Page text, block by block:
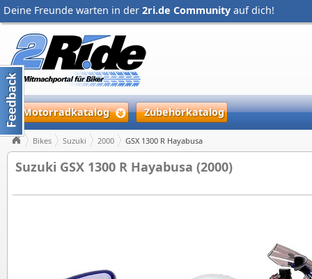
Deine Freunde warten in der 2ri.de Community auf dich!
Motorradkatalog Zubehörkatalog
Bikes Suzuki 2000 GSX 1300 R Hayabusa
Suzuki GSX 1300 R Hayabusa (2000)